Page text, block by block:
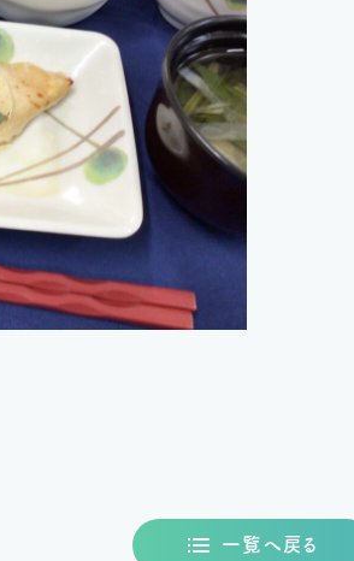
一覧へ戻る